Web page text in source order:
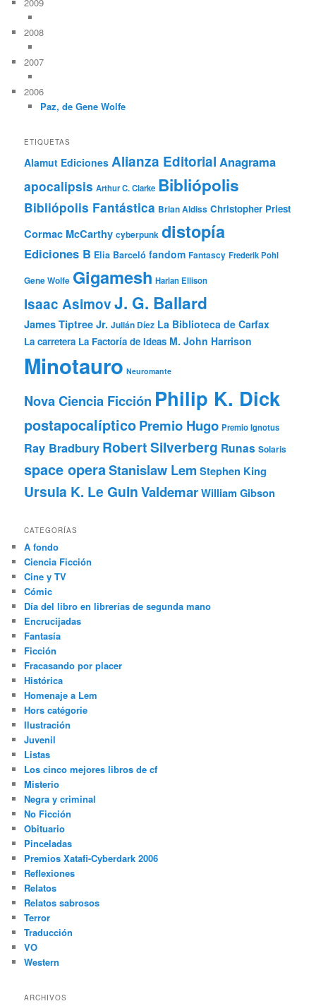
2009
2008
2007
2006
Paz, de Gene Wolfe
ETIQUETAS
Alamut Ediciones Alianza Editorial Anagrama
apocalipsis Arthur C. Clarke Bibliópolis
Bibliópolis Fantástica Brian Aldiss Christopher Priest
Cormac McCarthy cyberpunk distopía
Ediciones B Elia Barceló fandom Fantascy Frederik Pohl
Gene Wolfe Gigamesh Harlan Ellison
Isaac AsimovJ. G. Ballard
James Tiptree Jr. Julián Díez La Biblioteca de Carfax
La carretera La Factoría de Ideas M. John Harrison
Minotauro Neuromante
Nova Ciencia Ficción Philip K. Dick
postapocalípticoPremio Hugo Premio Ignotus
Ray Bradbury Robert Silverberg Runas Solaris
space operaStanislaw Lem Stephen King
Ursula K. Le GuinValdemarWilliam Gibson
CATEGORÍAS
A fondo
Ciencia Ficción
Cine y TV
Cómic
Día del libro en librerías de segunda mano
Encrucijadas
Fantasía
Ficción
Fracasando por placer
Histórica
Homenaje a Lem
Hors catégorie
Ilustración
Juvenil
Listas
Los cinco mejores libros de cf
Misterio
Negra y criminal
No Ficción
Obituario
Pinceladas
Premios Xatafi-Cyberdark 2006
Reflexiones
Relatos
Relatos sabrosos
Terror
Traducción
VO
Western
ARCHIVOS